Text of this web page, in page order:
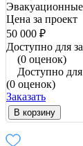
Цена за проект
50 000 ₽
Доступно для
(0 оценок)
Доступно для
(0 оценок)
Заказать
В корзину